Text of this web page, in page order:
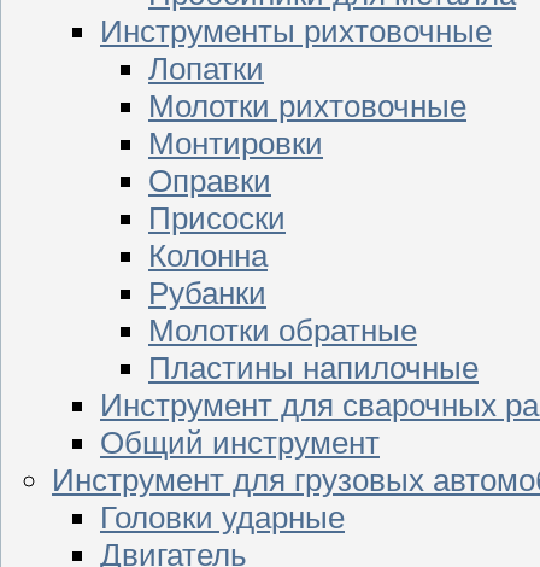
Инструменты рихтовочные
Лопатки
Молотки рихтовочные
Монтировки
Оправки
Присоски
Колонна
Рубанки
Молотки обратные
Пластины напилочные
Инструмент для сварочных
Общий инструмент
Инструмент для грузовых
Головки ударные
Двигатель